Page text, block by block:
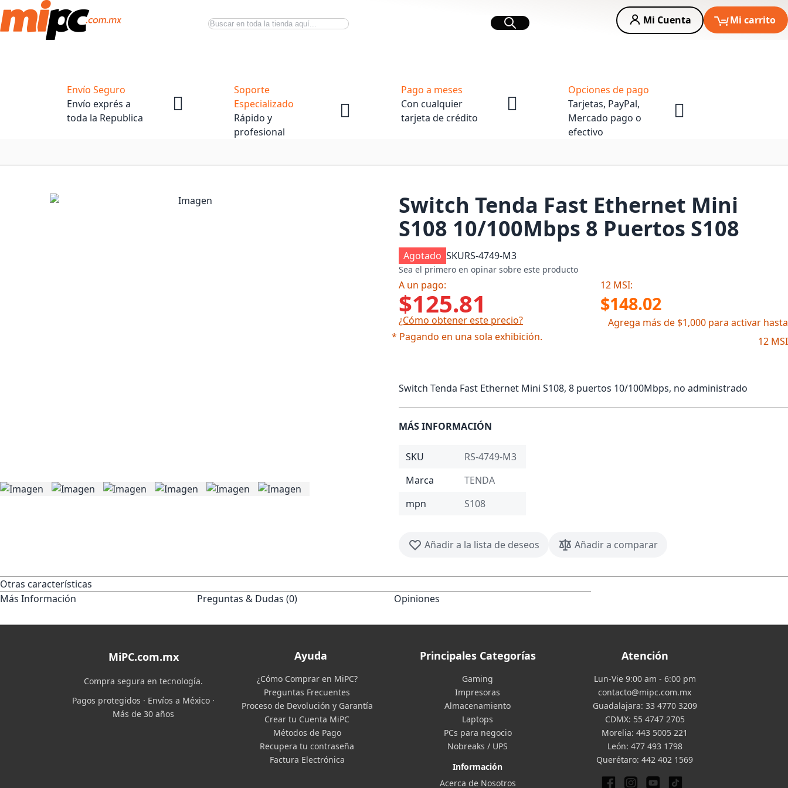
Buscar Buscar
Mi Cuenta Mi carrito
Envío Seguro
Envío exprés a
toda la Republica
Soporte
Especializado
Rápido y
profesional
Pago a meses
Con cualquier
tarjeta de crédito
Opciones de pago
Tarjetas, PayPal,
Mercado pago o
efectivo
Switch Tenda Fast Ethernet Mini
S108 10/100Mbps 8 Puertos S108
Agotado SKURS-4749-M3
Sea el primero en opinar sobre este producto
A un pago: 12 MSI:
$125.81 $148.02
¿Cómo obtener este precio?
* Pagando en una sola exhibición.
Agrega más de $1,000 para activar hasta
12 MSI
Switch Tenda Fast Ethernet Mini S108, 8 puertos 10/100Mbps, no administrado
MÁS INFORMACIÓN
SKU
RS-4749-M3
Marca
TENDA
mpn
S108
Añadir a la lista de deseos Añadir a comparar
Otras características
Más Información
Preguntas & Dudas (0) Opiniones
MiPC.com.mx
Compra segura en tecnología.
Pagos protegidos · Envíos a México ·
Más de 30 años
Ayuda
¿Cómo Comprar en MiPC?
Preguntas Frecuentes
Proceso de Devolución y Garantía
Crear tu Cuenta MiPC
Métodos de Pago
Recupera tu contraseña
Factura Electrónica
Principales Categorías
Gaming
Impresoras
Almacenamiento
Laptops
PCs para negocio
Nobreaks / UPS
Información
Acerca de Nosotros
Atención
Lun-Vie 9:00 am - 6:00 pm
contacto@mipc.com.mx
Guadalajara: 33 4770 3209
CDMX: 55 4747 2705
Morelia: 443 5005 221
León: 477 493 1798
Querétaro: 442 402 1569